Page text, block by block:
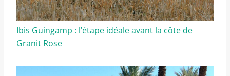
Ibis Guingamp : l’étape idéale avant la côte de
Granit Rose